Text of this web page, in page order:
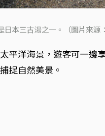
日本三古湯之一。（圖片來
平洋海景，遊客可一
捉自然美景。